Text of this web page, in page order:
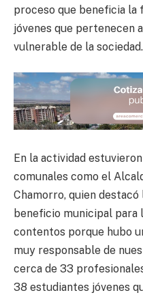
proceso que beneficia la
jóvenes que pertenecen
vulnerable de la sociedad.
En la actividad
comunales como el
Chamorro, quien
beneficio municipal para
contentos porque hubo
muy responsable de
cerca de 33
38 estudiantes jóvenes